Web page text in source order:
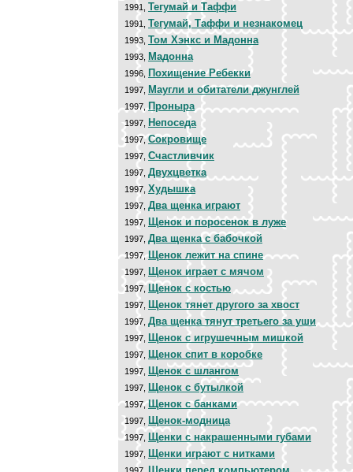
1991, Тегумай и Таффи
1991, Тегумай, Таффи и незнакомец
1993, Том Хэнкс и Мадонна
1993, Мадонна
1996, Похищение Ребекки
1997, Маугли и обитатели джунглей
1997,Проныра
1997, Непоседа
1997,Сокровище
1997, Счастливчик
1997, Двухцветка
1997, Худышка
1997, Два щенка играют
1997, Щенок и поросенок в луже
1997, Два щенка с бабочкой
1997,Щенок лежит на спине
1997, Щенок играет с мячом
1997, Щенок с костью
1997, Щенок тянет другого за хвост
1997, Два щенка тянут третьего за уши
1997, Щенок с игрушечным мишкой
1997, Щенок спит в коробке
1997, Щенок с шлангом
1997, Щенок с бутылкой
1997,Щенок с банками
1997, Щенок-модница
1997, Щенки с накрашенными губами
1997, Щенки играют с нитками